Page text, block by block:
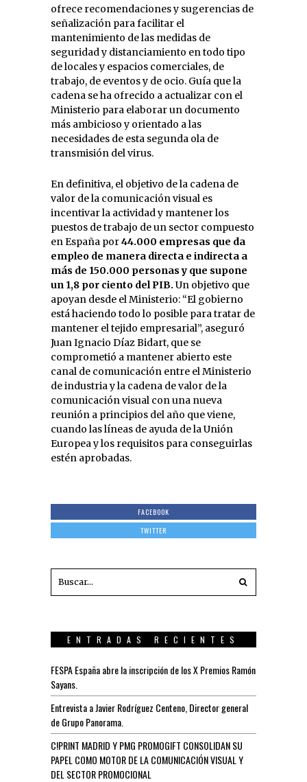
ofrece recomendaciones y sugerencias de
señalización para facilitar el
mantenimiento de las medidas de
seguridad y distanciamiento en todo tipo
de locales y espacios comerciales, de
trabajo, de eventos y de ocio. Guía que la
cadena se ha ofrecido a actualizar con el
Ministerio para elaborar un documento
más ambicioso y orientado a las
necesidades de esta segunda ola de
transmisión del virus.
En definitiva, el objetivo de la cadena de
valor de la comunicación visual es
incentivar la actividad y mantener los
puestos de trabajo de un sector compuesto
en España por44.000 empresas que da
empleo de manera directa e indirecta a
más de 150.000 personas y que supone
un 1,8 por ciento del PIB. Un objetivo que
apoyan desde el Ministerio: “El gobierno
está haciendo todo lo posible para tratar de
mantener el tejido empresarial”, aseguró
Juan Ignacio Díaz Bidart, que se
comprometió a mantener abierto este
canal de comunicación entre el Ministerio
de industria y la cadena de valor de la
comunicación visual con una nueva
reunión a principios del año que viene,
cuando las líneas de ayuda de la Unión
Europea y los requisitos para conseguirlas
estén aprobadas.
FACEBOOK
TWITTER
ENTRADAS RECIENTES
FESPA España abre la inscripción de los X Premios Ramón
Sayans.
Entrevista a Javier Rodríguez Centeno, Director general
de Grupo Panorama.
C!PRINT MADRID Y PMG PROMOGIFT CONSOLIDAN SU
PAPEL COMO MOTOR DE LA COMUNICACIÓN VISUAL Y
DEL SECTOR PROMOCIONAL